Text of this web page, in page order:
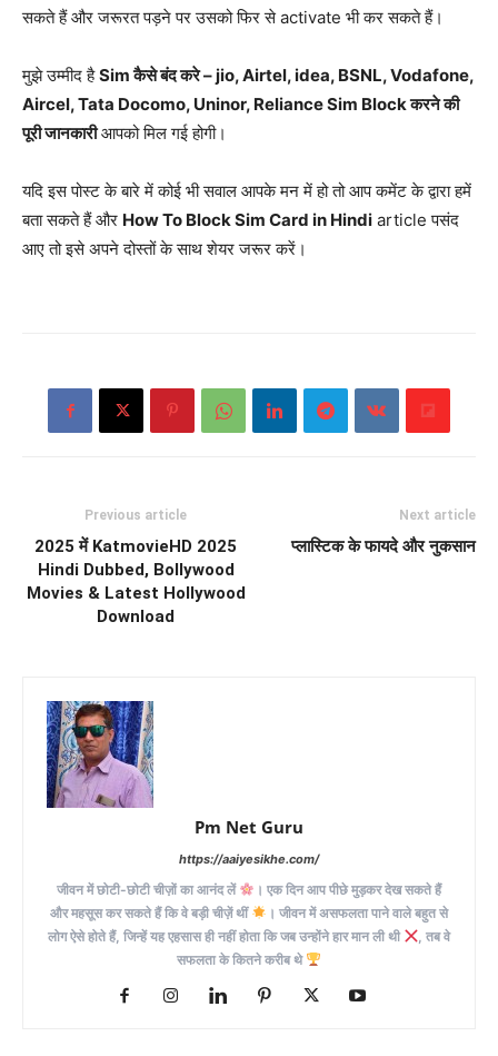
सकते हैं और जरूरत पड़ने पर उसको फिर से activate भी कर सकते हैं।
मुझे उम्मीद हैSim कैसे बंद करे – jio, Airtel, idea, BSNL, Vodafone,
Aircel, Tata Docomo, Uninor, Reliance Sim Block करने की
पूरी जानकारीआपको मिल गई होगी।
यदि इस पोस्ट के बारे में कोई भी सवाल आपके मन में हो तो आप कमेंट के द्वारा हमें
बता सकते हैं और How To Block Sim Card in Hindi article पसंद
आए तो इसे अपने दोस्तों के साथ शेयर जरूर करें।
Previous article
2025 में KatmovieHD 2025
Hindi Dubbed, Bollywood
Movies & Latest Hollywood
Download
Next article
प्लास्टिक के फायदे और नुकसान
Pm Net Guru
https://aaiyesikhe.com/
जीवन में छोटी-छोटी चीज़ों का आनंद लें
। एक दिन आप पीछे मुड़कर देख सकते हैं
और महसूस कर सकते हैं कि वे बड़ी चीज़ें थीं
। जीवन में असफलता पाने वाले बहुत से
लोग ऐसे होते हैं, जिन्हें यह एहसास ही नहीं होता कि जब उन्होंने हार मान ली थी
, तब वे
सफलता के कितने करीब थे